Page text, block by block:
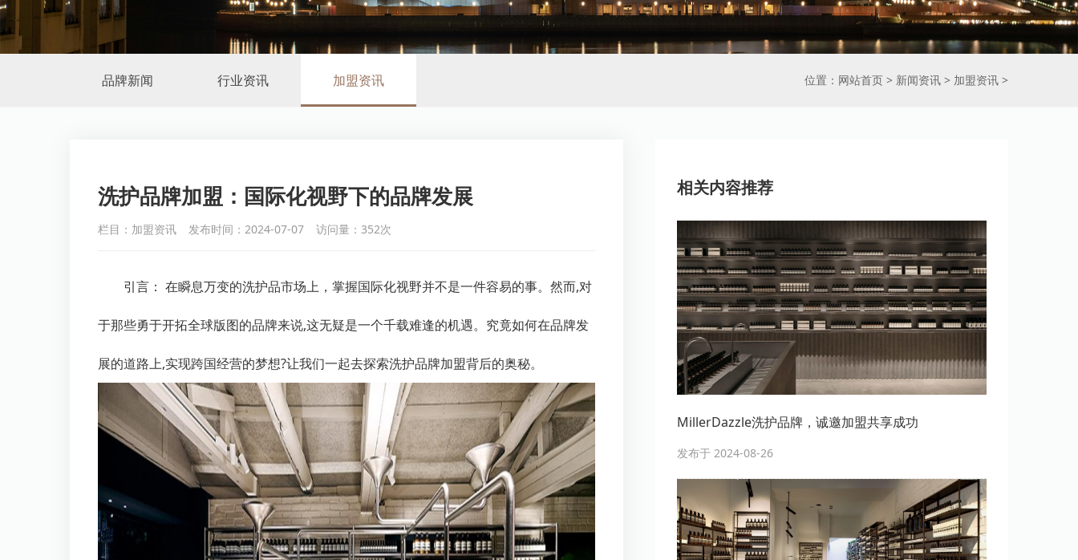
品牌新闻 行业资讯 加盟资讯 位置： 网站首页 > 新闻资讯 > 加盟资讯 >
洗护品牌加盟：国际化视野下的品牌发展
栏目：加盟资讯 发布时间：2024-07-07 访问量：352次
引言： 在瞬息万变的洗护品市场上，掌握国际化视野并不是一件容易的事。然而,对
于那些勇于开拓全球版图的品牌来说,这无疑是一个千载难逢的机遇。究竟如何在品牌发
展的道路上,实现跨国经营的梦想?让我们一起去探索洗护品牌加盟背后的奥秘。
相关内容推荐
MillerDazzle洗护品牌，诚邀加盟共享成功
发布于 2024-08-26